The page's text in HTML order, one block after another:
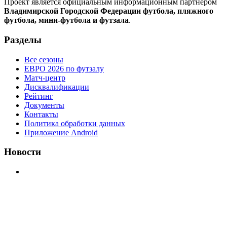
Проект является официальным информационным партнером
Владимирской Городской Федерации футбола, пляжного
футбола, мини-футбола и футзала.
Разделы
Все сезоны
ЕВРО 2026 по футзалу
Матч-центр
Дисквалификации
Рейтинг
Документы
Контакты
Политика обработки данных
Приложение Android
Новости